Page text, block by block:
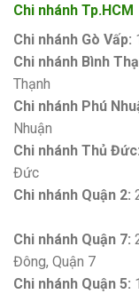
Chi nhánh Tp.HCM
Chi nhánh Gò Vấp:
Chi nhánh Bình
Thạnh
Chi nhánh Phú
Nhuận
Chi nhánh Thủ Đức:
Đức
Chi nhánh Quận 2:
Chi nhánh Quận 7:
Đông, Quận 7
Chi nhánh Quận 5: